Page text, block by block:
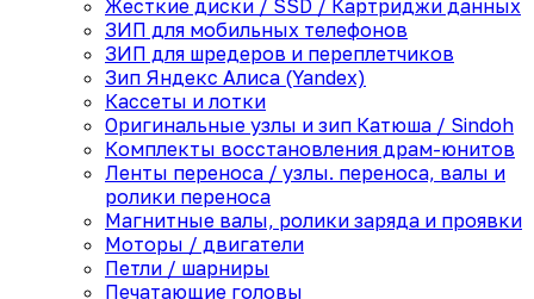
Жесткие диски / SSD / Картриджи данных
ЗИП для мобильных телефонов
ЗИП для шредеров и переплетчиков
Зип Яндекс Алиса (Yandex)
Кассеты и лотки
Оригинальные узлы и зип Катюша / Sindoh
Комплекты восстановления драм-юнитов
Ленты переноса / узлы. переноса, валы и
ролики переноса
Магнитные валы, ролики заряда и проявки
Моторы / двигатели
Петли / шарниры
Печатающие головы